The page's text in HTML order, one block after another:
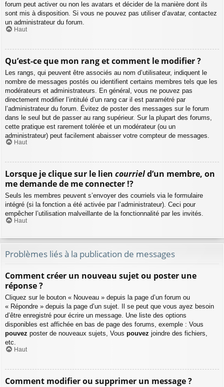
forum peut activer ou non les avatars et décider de la manière dont ils
sont mis à disposition. Si vous ne pouvez pas utiliser d’avatar, contactez
un administrateur du forum.
Haut
Qu’est-ce que mon rang et comment le modifier ?
Les rangs, qui peuvent être associés au nom d’utilisateur, indiquent le
nombre de messages postés ou identifient certains membres tels que les
modérateurs et administrateurs. En général, vous ne pouvez pas
directement modifier l’intitulé d’un rang car il est paramétré par
l’administrateur du forum. Évitez de poster des messages sur le forum
dans le seul but de passer au rang supérieur. Sur la plupart des forums,
cette pratique est rarement tolérée et un modérateur (ou un
administrateur) peut facilement abaisser votre compteur de messages.
Haut
Lorsque je clique sur le lien courrield’un membre, on
me demande de me connecter !?
Seuls les membres peuvent s’envoyer des courriels via le formulaire
intégré (si la fonction a été activée par l’administrateur). Ceci pour
empêcher l’utilisation malveillante de la fonctionnalité par les invités.
Haut
Problèmes liés à la publication de messages
Comment créer un nouveau sujet ou poster une
réponse ?
Cliquez sur le bouton « Nouveau » depuis la page d’un forum ou
« Répondre » depuis la page d’un sujet. Il se peut que vous ayez besoin
d’être enregistré pour écrire un message. Une liste des options
disponibles est affichée en bas de page des forums, exemple : Vous
pouvez poster de nouveaux sujets, Vous pouvez joindre des fichiers,
etc.
Haut
Comment modifier ou supprimer un message ?